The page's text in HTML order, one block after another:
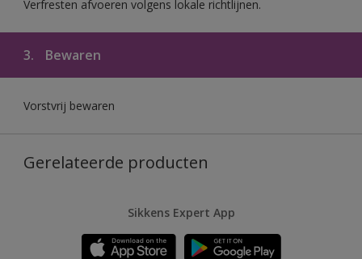
Verfresten afvoeren volgens lokale richtlijnen.
3. Bewaren
Vorstvrij bewaren
Gerelateerde producten
Sikkens Expert App